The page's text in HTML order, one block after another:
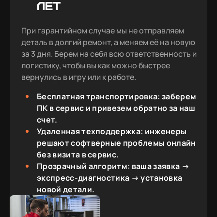
в ватсапе), также
познакомили с линейкой
CORE - на которой в
итоге и остановился (она
чуть выгоднее и несколько
мощнее за ту же цену, если
собирать самому в
конфигураторе) - можно
Дальше следующий плюс
digital-razor.ru: 4. Из-за
наплыва клиентов (по
понятным причинам), моя
новая заявка не
рассматривалась пару
дней - и цена на мою
ЛЕТ
При гарантийном случае мы не отправляем
деталь в долгий ремонт, а меняем её на новую
за 3 дня. Берем на себя всю ответственность и
логистику, чтобы вы как можно быстрее
вернулись в игру или к работе.
Бесплатная транспортировка: заберем
ПК в сервис и привезем обратно за наш
счет.
Удаленная техподдержка: инженеры
решают софтверные проблемы онлайн
без визита в сервис.
Прозрачный алгоритм: ваша заявка →
экспресс-диагностика → установка
новой детали.